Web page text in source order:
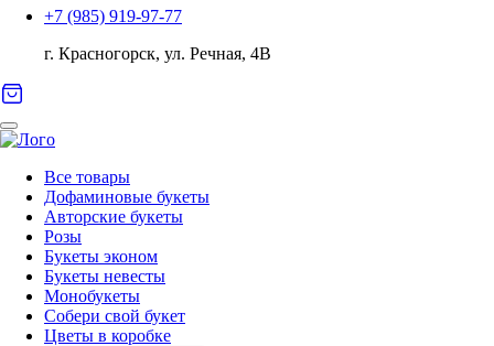
+7 (985) 919-97-77
г. Красногорск, ул. Речная, 4В
Все товары
Дофаминовые букеты
Авторские букеты
Розы
Букеты эконом
Букеты невесты
Монобукеты
Собери свой букет
Цветы в коробке